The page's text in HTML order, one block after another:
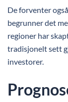
De forventer
begrunner det
regioner har
tradisjonelt sett
investorer.